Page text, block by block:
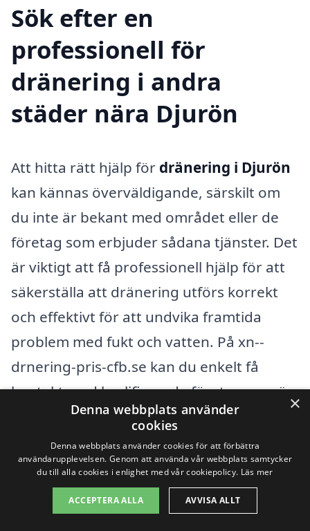
Sök efter en
professionell för
dränering i andra
städer nära Djurön
Att hitta rätt hjälp för dränering i Djurön
kan kännas överväldigande, särskilt om
du inte är bekant med området eller de
företag som erbjuder sådana tjänster. Det
är viktigt att få professionell hjälp för att
säkerställa att dränering utförs korrekt
och effektivt för att undvika framtida
problem med fukt och vatten. På xn--
drnering-pris-cfb.se kan du enkelt få
kontakt med kvalificerade företag som är
verksamma i din närhet.
Om du söker tjänster fördränering i
Djurön, kan det vara bra att överväga
företag i omkringliggande städer. Här är
×
Denna webbplats använder
cookies
Denna webbplats använder cookies för att förbättra
användarupplevelsen. Genom att använda vår webbplats samtycker
du till alla cookies i enlighet med vår cookiepolicy. Läs mer
ACCEPTERA ALLA AVVISA ALLT